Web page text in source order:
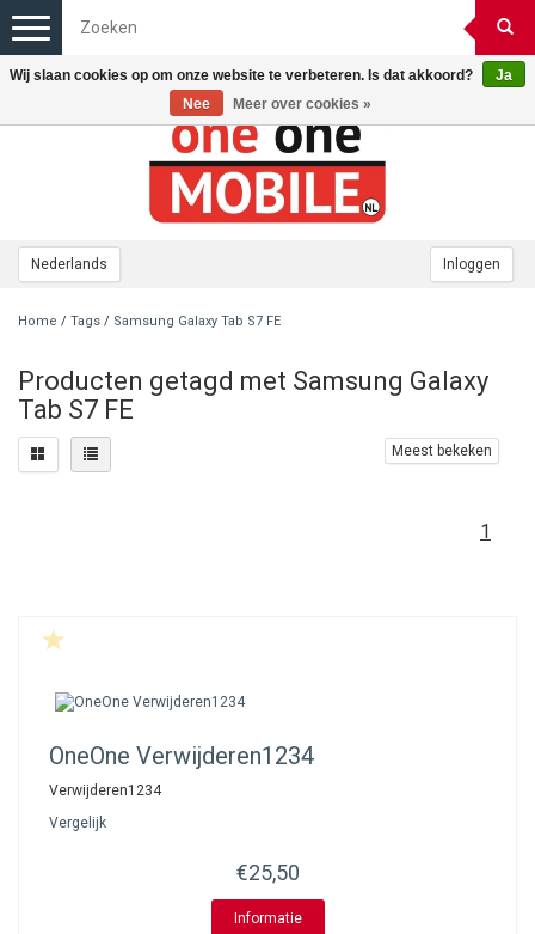
Nederlands Inloggen
Toggle
navigation
Home / Tags / Samsung Galaxy Tab S7 FE
Producten getagd met Samsung Galaxy
Tab S7 FE
Meest bekeken
1
OneOne Verwijderen1234
Verwijderen1234
Vergelijk
€25,50
Informatie
Wij slaan cookies op om onze website te verbeteren. Is dat akkoord?
Ja
Nee
Meer over cookies »